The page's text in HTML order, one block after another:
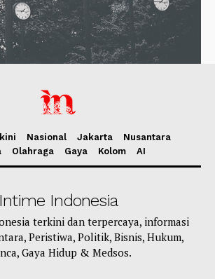
Nasional Jakarta
Nusantara
Olahraga Gaya Kolom AI
Intime Indonesia
terkini dan terpercaya, informasi
Peristiwa, Politik, Bisnis, Hukum,
Gaya Hidup & Medsos.